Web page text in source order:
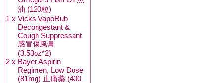
油 (120粒)
1 x Vicks VapoRub
Decongestant &
Cough Suppressant
感冒傷風膏
(3.53oz*2)
2 x Bayer Aspirin
Regimen, Low Dose
(81mg) 止痛藥 (400